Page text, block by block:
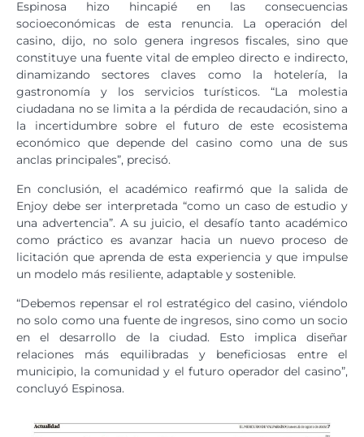
Espinosa hizo hincapié en las consecuencias
socioeconómicas de esta renuncia. La operación del
casino, dijo, no solo genera ingresos fiscales, sino que
constituye una fuente vital de empleo directo e indirecto,
dinamizando sectores claves como la hotelería, la
gastronomía y los servicios turísticos. “La molestia
ciudadana no se limita a la pérdida de recaudación, sino a
la incertidumbre sobre el futuro de este ecosistema
económico que depende del casino como una de sus
anclas principales”, precisó.
En conclusión, el académico reafirmó que la salida de
Enjoy debe ser interpretada “como un caso de estudio y
una advertencia”. A su juicio, el desafío tanto académico
como práctico es avanzar hacia un nuevo proceso de
licitación que aprenda de esta experiencia y que impulse
un modelo más resiliente, adaptable y sostenible.
“Debemos repensar el rol estratégico del casino, viéndolo
no solo como una fuente de ingresos, sino como un socio
en el desarrollo de la ciudad. Esto implica diseñar
relaciones más equilibradas y beneficiosas entre el
municipio, la comunidad y el futuro operador del casino”,
concluyó Espinosa.